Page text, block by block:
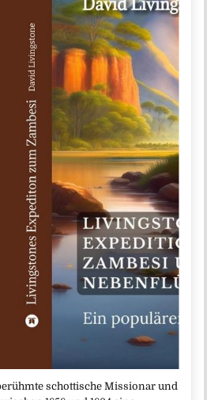
schottische Missionar und